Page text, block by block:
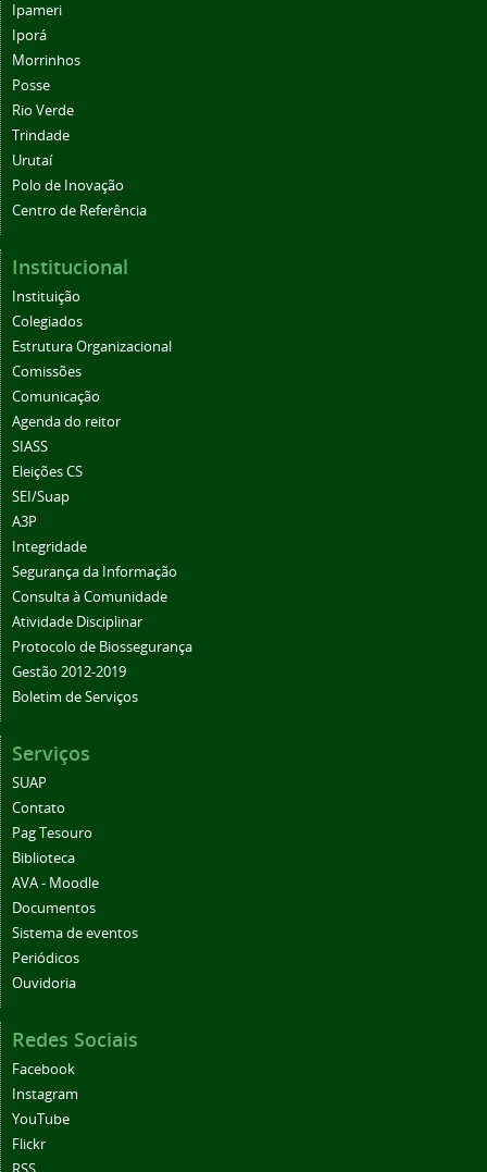
Ipameri
Iporá
Morrinhos
Posse
Rio Verde
Trindade
Urutaí
Polo de Inovação
Centro de Referência
Institucional
Instituição
Colegiados
Estrutura Organizacional
Comissões
Comunicação
Agenda do reitor
SIASS
Eleições CS
SEI/Suap
A3P
Integridade
Segurança da Informação
Consulta à Comunidade
Atividade Disciplinar
Protocolo de Biossegurança
Gestão 2012-2019
Boletim de Serviços
Serviços
SUAP
Contato
Pag Tesouro
Biblioteca
AVA - Moodle
Documentos
Sistema de eventos
Periódicos
Ouvidoria
Redes Sociais
Facebook
Instagram
YouTube
Flickr